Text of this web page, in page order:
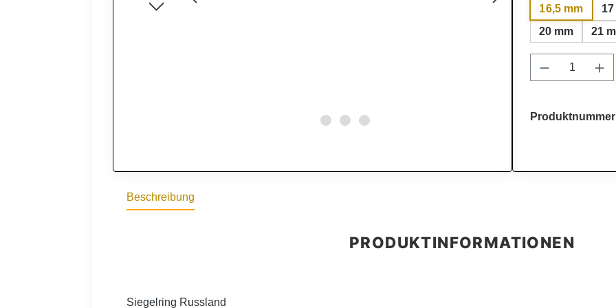
16,5 mm
20 mm
21
Produkt
Beschreibung
Siegelring Russland